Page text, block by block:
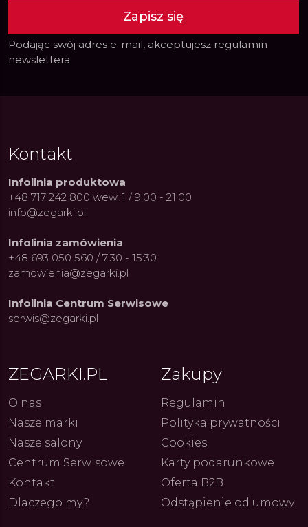
Constant: Pasja,
i Dostępny Luksus z
Fenomen marki Festina. Od
kolarskich pasji do ikonicznych
ZEGARKI.PL 4.08.2026
z
Zapisz się
Podając swój adres e-mail, akceptujesz regulamin
newslettera
Kontakt
Infolinia produktowa
+48 717 242 800 wew. 1 / 9:00 - 21:00
info@zegarki.pl
Infolinia zamówienia
+48 693 050 560 / 7:30 - 15:30
zamowienia@zegarki.pl
Infolinia Centrum Serwisowe
serwis@zegarki.pl
ZEGARKI.PL
O nas
Nasze marki
Nasze salony
Centrum Serwisowe
Kontakt
Dlaczego my?
Zakupy
Regulamin
Polityka prywatności
Cookies
Karty podarunkowe
Oferta B2B
Odstąpienie od umowy